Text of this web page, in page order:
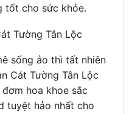
tốt cho sức khỏe.
Tường Tân Lộc
sống ảo thì tất nhiên
Cát Tường Tân Lộc
hoa khoe sắc
tuyệt hảo nhất cho